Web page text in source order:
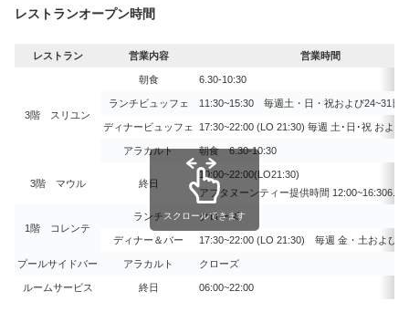
レストランオープン時間
レストラン 営業内容 営業時間
3階 スリユン
朝食 6.30-10:30
ランチビュッフェ 11:30~15:30 毎週土・日・祝および24~31日
ディナービュッフェ 17:30~22:00 (LO 21:30) 毎週 土･日･祝 および
アラカルト 朝食 6.30-10:30
3階 マウル 終日
10:00~22:00(LO21:30)
アフタヌーンティー提供時間
1階 コレンテ
ランチ クローズ
ディナー＆バー 17:30~22:00 (LO 21:30) 毎週 金・土および
プールサイドバー アラカルト クローズ
ルームサービス 終日 06:00~22:00
スクロールできます